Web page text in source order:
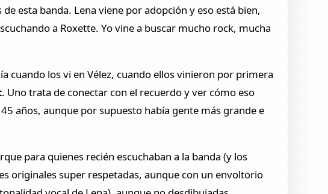
esta banda. Lena viene por adopción y eso está bien,
a Roxette. Yo vine a buscar mucho rock, mucha
cuando los vi en Vélez, cuando ellos vinieron por primera
. Uno trata de conectar con el recuerdo y ver cómo eso
años, aunque por supuesto había gente más grande e
para quienes recién escuchaban a la banda (y los
originales super respetadas, aunque con un envoltorio